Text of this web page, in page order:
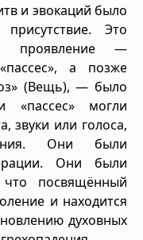
и эвокаций было
Это
проявление —
а позже
(Вещь), — было
могли
звуки или голоса,
Они были
Они были
посвящённый
и находится
духовных